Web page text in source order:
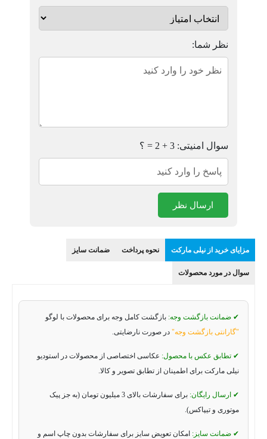
نظر شما:
سوال امنیتی: 3 + 2 = ؟
ارسال نظر
مزایای خرید از نیلی مارکت نحوه پرداخت ضمانت سایز
سوال در مورد محصولات
✔ ضمانت بازگشت وجه: بازگشت کامل وجه برای محصولات با لوگو
"گارانتی بازگشت وجه" در صورت نارضایتی.
✔ تطابق عکس با محصول: عکاسی اختصاصی از محصولات در استودیو
نیلی مارکت برای اطمینان از تطابق تصویر و کالا.
✔ ارسال رایگان:
برای سفارشات بالای 3 میلیون تومان (به جز پیک
موتوری و تیپاکس).
✔ ضمانت سایز: امکان تعویض سایز برای سفارشات بدون چاپ اسم و